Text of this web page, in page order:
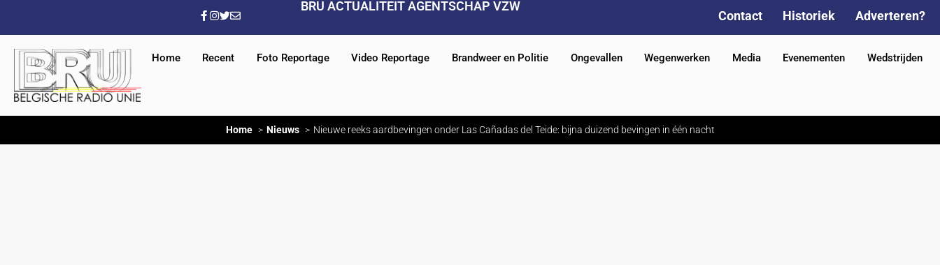
BRU ACTUALITEIT AGENTSCHAP VZW
Contact Historiek Adverteren?
Home Recent Foto Reportage Video Reportage Brandweer en Politie Ongevallen Wegenwerken Media Evenementen Wedstrijden
Home Nieuws Nieuwe reeks aardbevingen onder Las Cañadas del Teide: bijna duizend bevingen in één nacht